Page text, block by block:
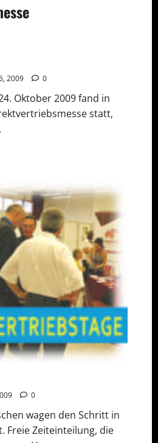
2009 0
Oktober 2009 fand in
statt,
0
wagen den Schritt in
Freie Zeiteinteilung, die